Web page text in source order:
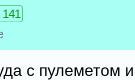
с пулеметом